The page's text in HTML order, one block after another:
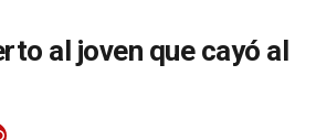
al joven que cayó al